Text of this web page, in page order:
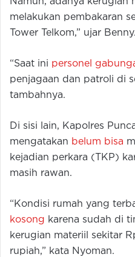
melakukan pembakaran
Tower Telkom,” ujar Benny.
“Saat ini personel
penjagaan dan patroli di
tambahnya.
Di sisi lain, Kapolres
mengatakan belum bisa
kejadian perkara (TKP)
masih rawan.
“Kondisi rumah yang
kosong karena sudah di
kerugian materiil sekitar
rupiah,” kata Nyoman.